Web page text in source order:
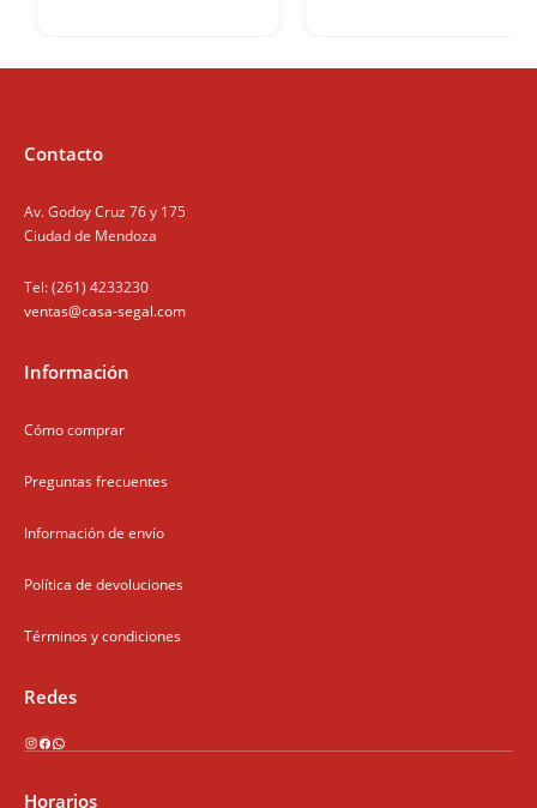
Contacto
Av. Godoy Cruz 76 y 175
Ciudad de Mendoza
Tel: (261) 4233230
ventas@casa-segal.com
Información
Cómo comprar
Preguntas frecuentes
Información de envío
Política de devoluciones
Términos y condiciones
Redes
Instagram
Facebook
WhatsApp
Horarios